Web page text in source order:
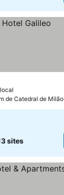
de Catedral de Milão
sites